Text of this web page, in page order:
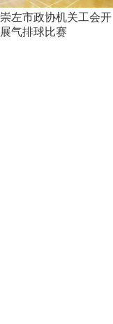
崇左市政协机关工会开
展气排球比赛